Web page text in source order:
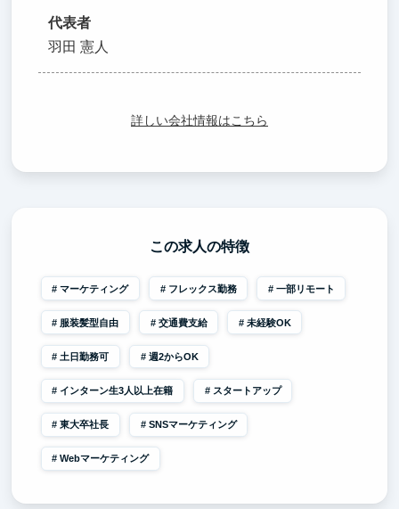
代表者
羽田 憲人
詳しい会社情報はこちら
この求人の特徴
マーケティング フレックス勤務 一部リモート
服装髪型自由 交通費支給 未経験OK
土日勤務可 週2からOK
インターン生3人以上在籍 スタートアップ
東大卒社長 SNSマーケティング
Webマーケティング